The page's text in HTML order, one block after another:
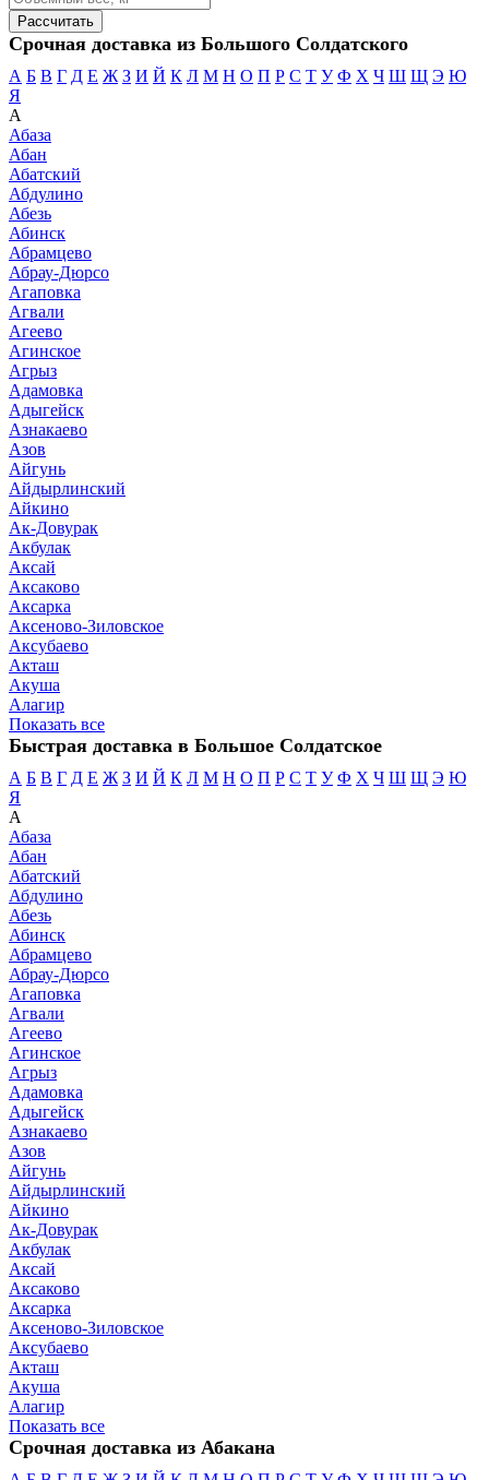
Срочная доставка из Большого Солдатского
А Б В Г Д Е Ж З И Й К Л М Н О П Р С Т У Ф Х Ч Ш Щ Э Ю
Я
А
Абаза
Абан
Абатский
Абдулино
Абезь
Абинск
Абрамцево
Абрау-Дюрсо
Агаповка
Агвали
Агеево
Агинское
Агрыз
Адамовка
Адыгейск
Азнакаево
Азов
Айгунь
Айдырлинский
Айкино
Ак-Довурак
Акбулак
Аксай
Аксаково
Аксарка
Аксеново-Зиловское
Аксубаево
Акташ
Акуша
Алагир
Показать все
Быстрая доставка в Большое Солдатское
А Б В Г Д Е Ж З И Й К Л М Н О П Р С Т У Ф Х Ч Ш Щ Э Ю
Я
А
Абаза
Абан
Абатский
Абдулино
Абезь
Абинск
Абрамцево
Абрау-Дюрсо
Агаповка
Агвали
Агеево
Агинское
Агрыз
Адамовка
Адыгейск
Азнакаево
Азов
Айгунь
Айдырлинский
Айкино
Ак-Довурак
Акбулак
Аксай
Аксаково
Аксарка
Аксеново-Зиловское
Аксубаево
Акташ
Акуша
Алагир
Показать все
Срочная доставка из Абакана